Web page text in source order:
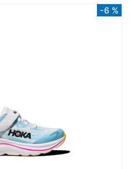
-6 %